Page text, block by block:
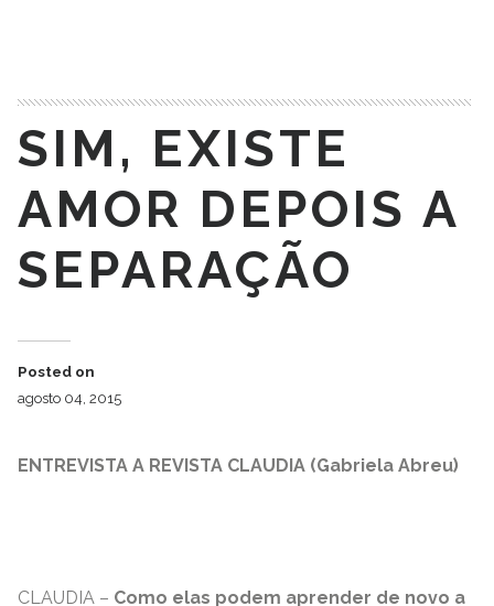
SIM, EXISTE
AMOR DEPOIS A
SEPARAÇÃO
Posted on
agosto 04, 2015
ENTREVISTA A REVISTA CLAUDIA (Gabriela Abreu)
CLAUDIA – Como elas podem aprender de novo a